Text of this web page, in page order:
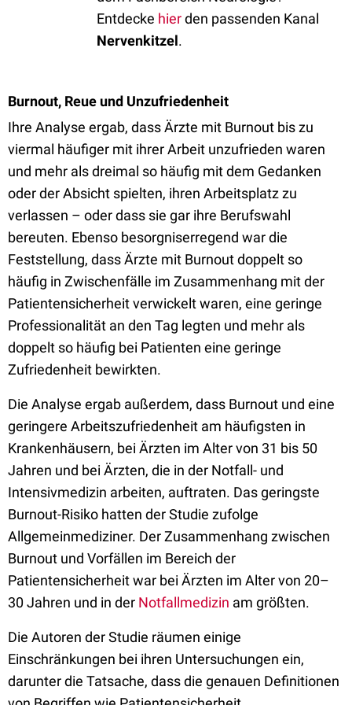
Entdecke hierden passenden Kanal
Nervenkitzel.
Burnout, Reue und Unzufriedenheit
Ihre Analyse ergab, dass Ärzte mit Burnout bis zu
viermal häufiger mit ihrer Arbeit unzufrieden waren
und mehr als dreimal so häufig mit dem Gedanken
oder der Absicht spielten, ihren Arbeitsplatz zu
verlassen – oder dass sie gar ihre Berufswahl
bereuten. Ebenso besorgniserregend war die
Feststellung, dass Ärzte mit Burnout doppelt so
häufig in Zwischenfälle im Zusammenhang mit der
Patientensicherheit verwickelt waren, eine geringe
Professionalität an den Tag legten und mehr als
doppelt so häufig bei Patienten eine geringe
Zufriedenheit bewirkten.
Die Analyse ergab außerdem, dass Burnout und eine
geringere Arbeitszufriedenheit am häufigsten in
Krankenhäusern, bei Ärzten im Alter von 31 bis 50
Jahren und bei Ärzten, die in der Notfall- und
Intensivmedizin arbeiten, auftraten. Das geringste
Burnout-Risiko hatten der Studie zufolge
Allgemeinmediziner. Der Zusammenhang zwischen
Burnout und Vorfällen im Bereich der
Patientensicherheit war bei Ärzten im Alter von 20–
30 Jahren und in der Notfallmedizin am größten.
Die Autoren der Studie räumen einige
Einschränkungen bei ihren Untersuchungen ein,
darunter die Tatsache, dass die genauen Definitionen